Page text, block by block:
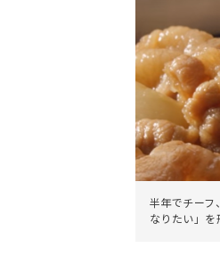
半年でチーフ
なりたい」を